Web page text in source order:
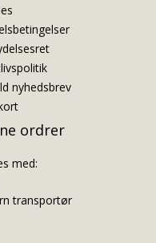
nyhedsbrev
ordrer
med:
transportør